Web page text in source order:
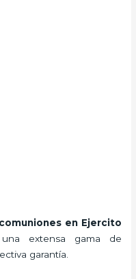
en Ejercito
extensa gama de
garantía.